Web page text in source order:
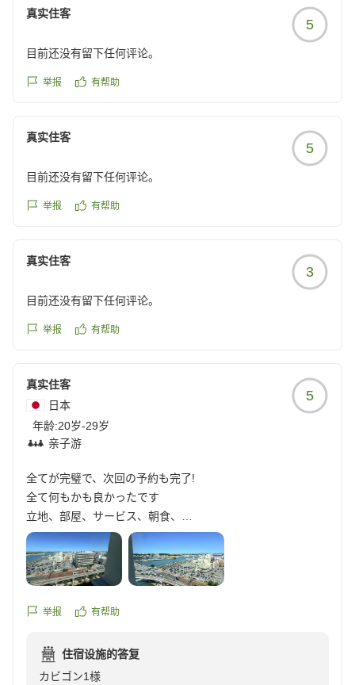
駅直結という立地を活かし、快適にお過ごしいただけた
ご様子を伺い、大変嬉しく存じます。当ホテルは那覇空
港からお車で10分・モノレールでも約10分と、「旭橋
案内が可能です。
ことは、スタッフ一同にとりまして何よりの励みとなり
ます。今後とも、お客様に愛されるホテルであり続けら
れるよう精進してまいります。
真实住客
5
目前还没有留下任何评论。
举报 有帮助
真实住客
5
目前还没有留下任何评论。
举报 有帮助
真实住客
3
目前还没有留下任何评论。
举报 有帮助
真实住客
日本
年龄:20岁-29岁
亲子游
5
全てが完璧で、次回の予約も完了!
全て何もかも良かったです
立地、部屋、サービス、朝食、
そして、ホテルの方の対応完璧でした
次も必ず泊まりたいと思うホテルでした!
https://review.travel.rakuten.co.jp/hotel/voice/136808?
reviewId=33123478187698
举报 有帮助
住宿设施的答复
カビゴン1様